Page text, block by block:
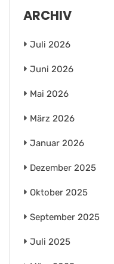
ARCHIV
Juli 2026
Juni 2026
Mai 2026
März 2026
Januar 2026
Dezember 2025
Oktober 2025
September 2025
Juli 2025